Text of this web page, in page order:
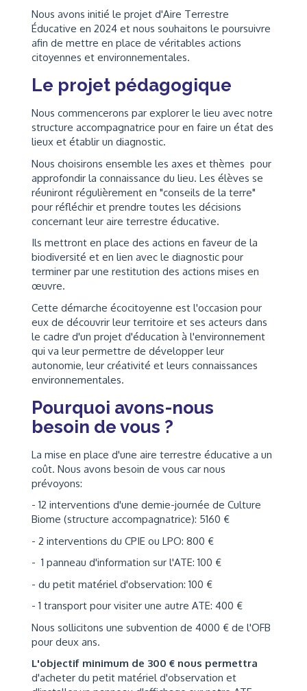
Nous avons initié le projet d'Aire Terrestre
Éducative en 2024 et nous souhaitons le poursuivre
afin de mettre en place de véritables actions
citoyennes et environnementales.
Le projet pédagogique
Nous commencerons par explorer le lieu avec notre
structure accompagnatrice pour en faire un état des
lieux et établir un diagnostic.
Nous choisirons ensemble les axes et thèmes pour
approfondir la connaissance du lieu. Les élèves se
réuniront régulièrement en "conseils de la terre"
pour réfléchir et prendre toutes les décisions
concernant leur aire terrestre éducative.
Ils mettront en place des actions en faveur de la
biodiversité et en lien avec le diagnostic pour
terminer par une restitution des actions mises en
œuvre.
Cette démarche écocitoyenne est l'occasion pour
eux de découvrir leur territoire et ses acteurs dans
le cadre d'un projet d'éducation à l'environnement
qui va leur permettre de développer leur
autonomie, leur créativité et leurs connaissances
environnementales.
Pourquoi avons-nous
besoin de vous ?
La mise en place d'une aire terrestre éducative a un
coût. Nous avons besoin de vous car nous
prévoyons:
- 12 interventions d'une demie-journée de Culture
Biome (structure accompagnatrice): 5160 €
- 2 interventions du CPIE ou LPO: 800 €
- 1 panneau d'information sur l'ATE: 100 €
- du petit matériel d'observation: 100 €
- 1 transport pour visiter une autre ATE: 400 €
Nous sollicitons une subvention de 4000 € de l'OFB
pour deux ans.
L'objectif minimum de 300 € nous permettra
d'acheter du petit matériel d'observation et